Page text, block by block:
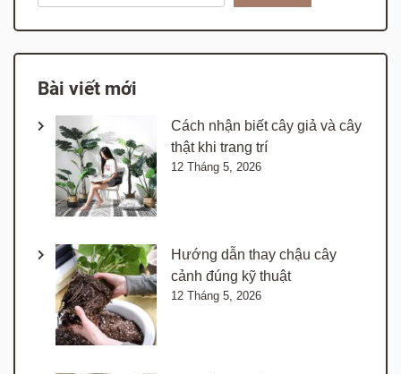
Bài viết mới
Cách nhận biết cây giả và cây
thật khi trang trí
12 Tháng 5, 2026
Hướng dẫn thay chậu cây
cảnh đúng kỹ thuật
12 Tháng 5, 2026